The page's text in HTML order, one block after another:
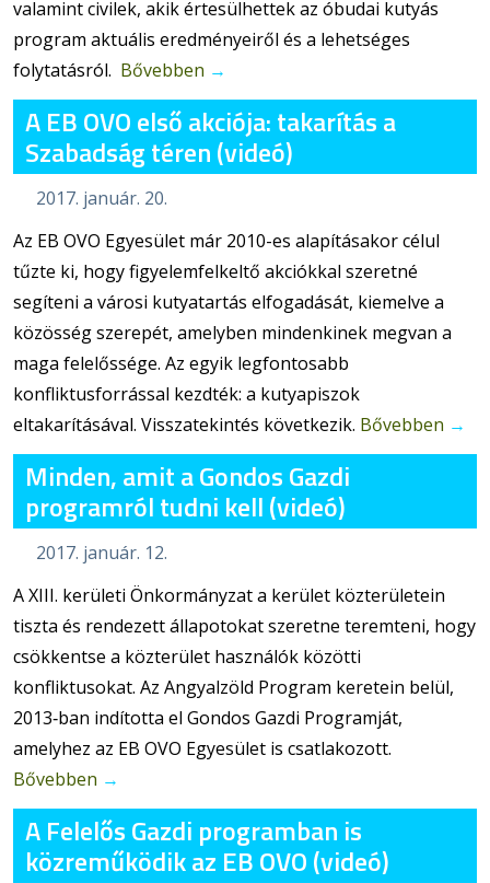
valamint civilek, akik értesülhettek az óbudai kutyás
program aktuális eredményeiről és a lehetséges
folytatásról. Bővebben →
A EB OVO első akciója: takarítás a
Szabadság téren (videó)
2017. január. 20.
Az EB OVO Egyesület már 2010-es alapításakor célul
tűzte ki, hogy figyelemfelkeltő akciókkal szeretné
segíteni a városi kutyatartás elfogadását, kiemelve a
közösség szerepét, amelyben mindenkinek megvan a
maga felelőssége. Az egyik legfontosabb
konfliktusforrással kezdték: a kutyapiszok
eltakarításával. Visszatekintés következik. Bővebben →
Minden, amit a Gondos Gazdi
programról tudni kell (videó)
2017. január. 12.
A XIII. kerületi Önkormányzat a kerület közterületein
tiszta és rendezett állapotokat szeretne teremteni, hogy
csökkentse a közterület használók közötti
konfliktusokat. Az Angyalzöld Program keretein belül,
2013‐ban indította el Gondos Gazdi Programját,
amelyhez az EB OVO Egyesület is csatlakozott.
Bővebben →
A Felelős Gazdi programban is
közreműködik az EB OVO (videó)